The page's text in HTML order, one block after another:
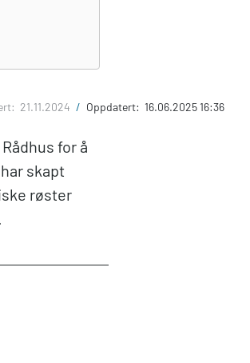
21.11.2024 / Oppdatert: 16.06.2025 16:36
for å
skapt
røster